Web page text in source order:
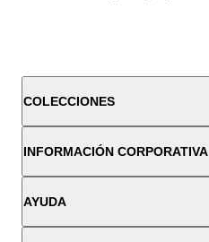
COLECCIONES
INFORMACIÓN CORPORATIVA
AYUDA